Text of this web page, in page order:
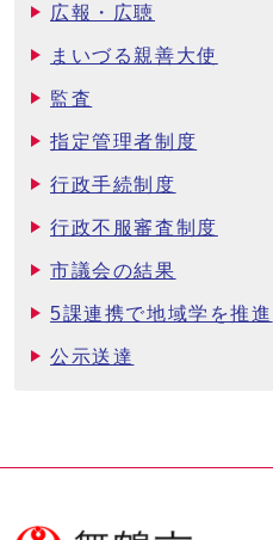
広報・広聴
まいづる親善大使
監査
指定管理者制度
行政手続制度
行政不服審査制度
市議会の結果
5課連携で地域学を推進
公示送達